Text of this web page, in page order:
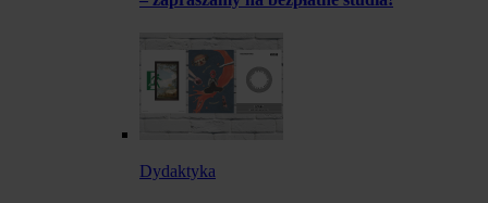
Dydaktyka